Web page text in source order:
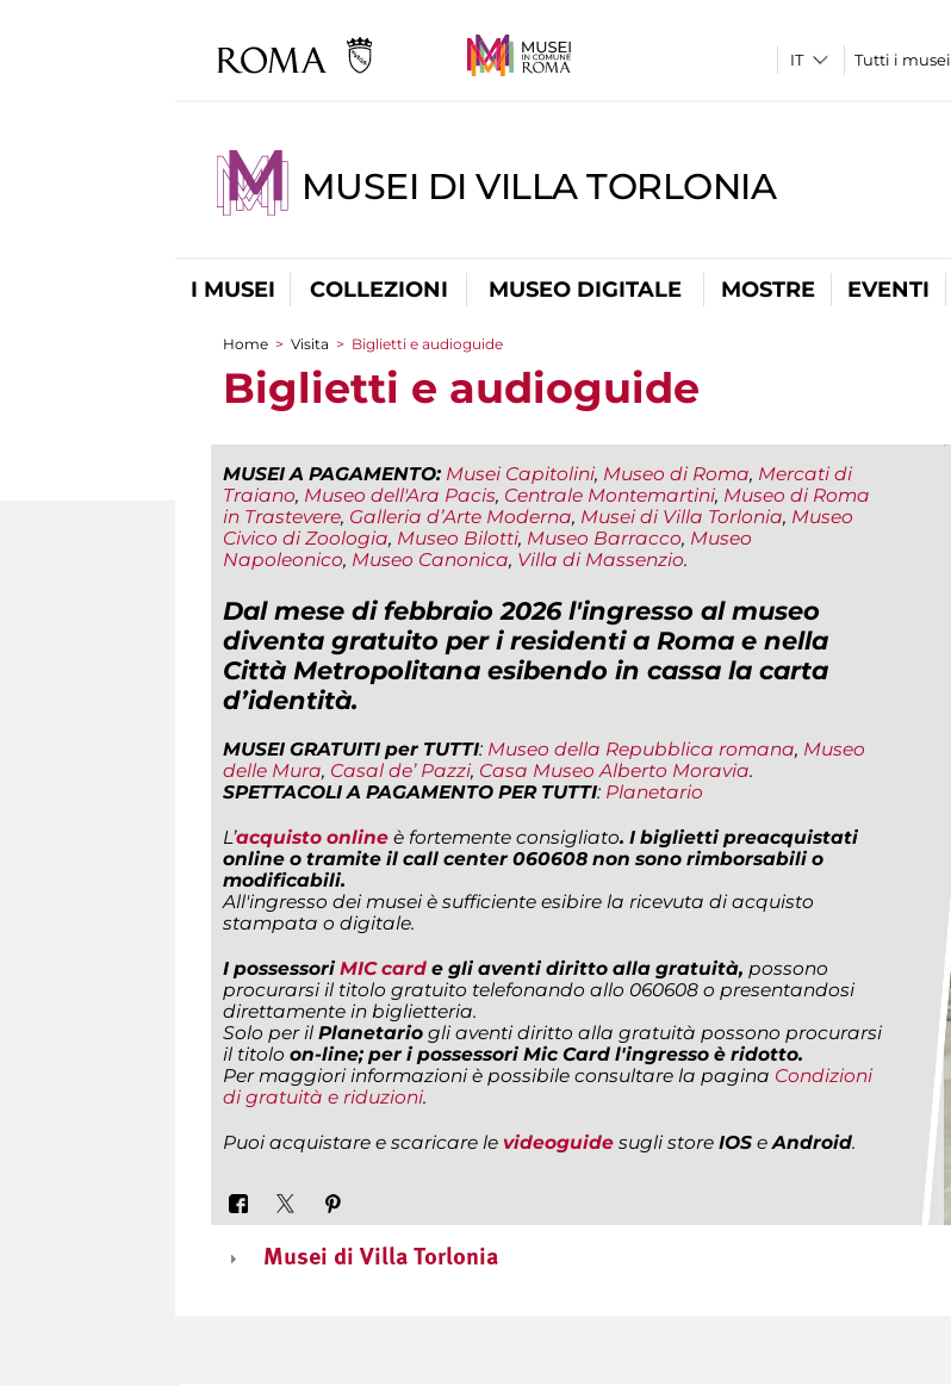
Tutti i musei
MUSEI DI VILLA TORLONIA
I MUSEI COLLEZIONI MUSEO DIGITALE MOSTRE EVENTI
Tu sei qui
Home > Visita > Biglietti e audioguide
Biglietti e audioguide
MUSEI A PAGAMENTO: Musei Capitolini, Museo di Roma, Mercati di
Traiano, Museo dell'Ara Pacis, Centrale Montemartini, Museo di Roma
in Trastevere, Galleria d’Arte Moderna, Musei di Villa Torlonia, Museo
Civico di Zoologia, Museo Bilotti, Museo Barracco, Museo
Napoleonico, Museo Canonica, Villa di Massenzio.
Dal mese di febbraio 2026 l'ingresso al museo
diventa gratuito per i residenti a Roma e nella
Città Metropolitana esibendo in cassa la carta
d’identità.
MUSEI GRATUITI per TUTTI: Museo della Repubblica romana, Museo
delle Mura, Casal de’ Pazzi, Casa Museo Alberto Moravia.
SPETTACOLI A PAGAMENTO PER TUTTI: Planetario
L’acquisto online è fortemente consigliato. I biglietti preacquistati
online o tramite il call center 060608 non sono rimborsabili o
modificabili.
All'ingresso dei musei è sufficiente esibire la ricevuta di acquisto
stampata o digitale.
I possessori MIC card e gli aventi diritto alla gratuità, possono
procurarsi il titolo gratuito telefonando allo 060608 o presentandosi
direttamente in biglietteria.
Solo per il Planetario gli aventi diritto alla gratuità possono procurarsi
il titolo on-line; per i possessori Mic Card l'ingresso è ridotto.
Per maggiori informazioni è possibile consultare la pagina Condizioni
di gratuità e riduzioni.
Puoi acquistare e scaricare le videoguide sugli store IOS e Android.
Musei di Villa Torlonia